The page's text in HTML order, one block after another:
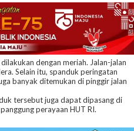
dengan meriah. Jalan-jalan
Selain itu, spanduk peringatan
banyak ditemukan di pinggir jalan
tersebut juga dapat dipasang di
perayaan HUT RI.